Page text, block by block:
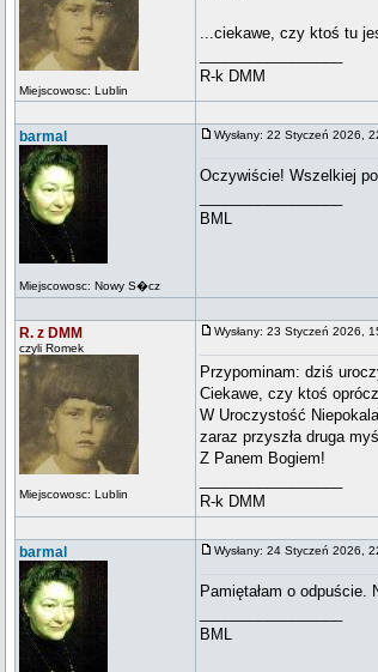
Miejscowosc: Lublin
...ciekawe, czy ktoś tu
R-k DMM
barmal
Miejscowosc: Nowy S�cz
Wysłany: 22 Styczeń 2026,
Oczywiście! Wszelkiej
BML
R. z DMM
czyli Romek
Miejscowosc: Lublin
Wysłany: 23 Styczeń 2026,
Przypominam: dziś
Ciekawe, czy ktoś
W Uroczystość
zaraz przyszła druga
Z Panem Bogiem!
R-k DMM
barmal Wysłany: 24 Styczeń 2026,
Pamiętałam o odpuście.
BML